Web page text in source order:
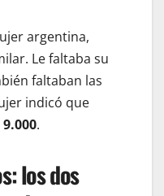
argentina,
Le faltaba su
faltaban las
indicó que
9.000.
los dos